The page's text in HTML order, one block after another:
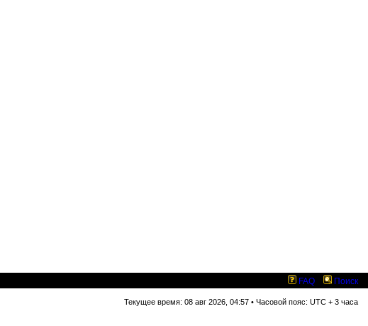
FAQ Поиск
Текущее время: 08 авг 2026, 04:57 • Часовой пояс: UTC + 3 часа